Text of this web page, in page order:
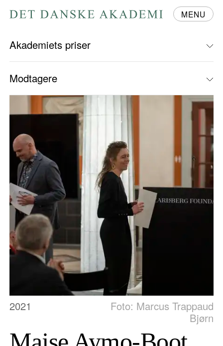
forsiden
MENU
Akademiets priser
Modtagere
2021
Foto: Marcus Trappaud
Bjørn